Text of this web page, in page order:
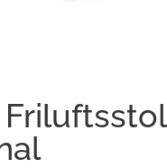
Friluftsstol